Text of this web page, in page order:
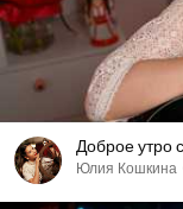
Доброе утро
Юлия Кошкина